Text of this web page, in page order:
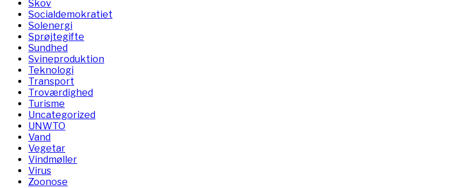
Skov
Socialdemokratiet
Solenergi
Sprøjtegifte
Sundhed
Svineproduktion
Teknologi
Transport
Troværdighed
Turisme
Uncategorized
UNWTO
Vand
Vegetar
Vindmøller
Virus
Zoonose